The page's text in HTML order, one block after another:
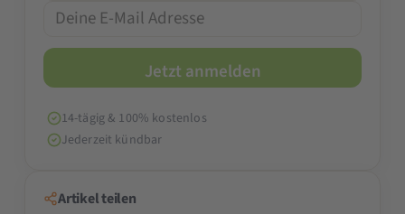
14-tägig & 100% kostenlos
Jederzeit kündbar
Artikel teilen